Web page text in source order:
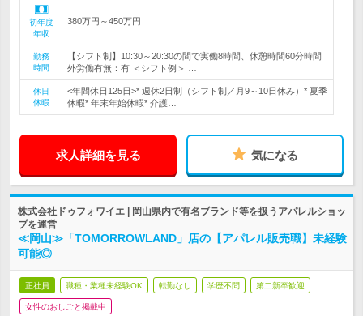
初年度
年収
380万円～450万円
勤務
時間
【シフト制】10:30～20:30の間で実働8時間、休憩時間60分時間
外労働有無：有 ＜シフト例＞ …
休日
休暇
<年間休日125日>* 週休2日制（シフト制／月9～10日休み）* 夏季
休暇* 年末年始休暇* 介護…
求人詳細を見る 気になる
株式会社ドゥフォワイエ | 岡山県内で有名ブランド等を扱うアパレルショッ
プを運営
≪岡山≫「TOMORROWLAND」店の【アパレル販売職】未経験
可能◎
正社員 職種・業種未経験OK 転勤なし 学歴不問 第二新卒歓迎
女性のおしごと掲載中